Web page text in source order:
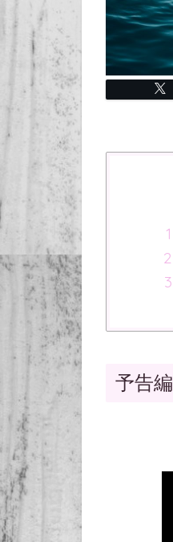
予告編